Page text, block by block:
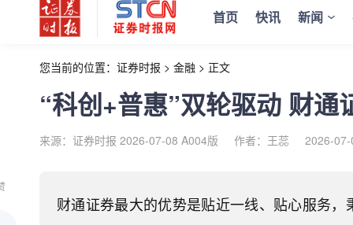
首页 快讯 新闻
您当前的位置： 证券时报 > 金融 > 正文
“科创+普惠”双轮驱动 财
来源：证券时报 2026-07-08 A004版 作者：王蕊 2026-
财通证券最大的优势是贴近一线、贴心服务